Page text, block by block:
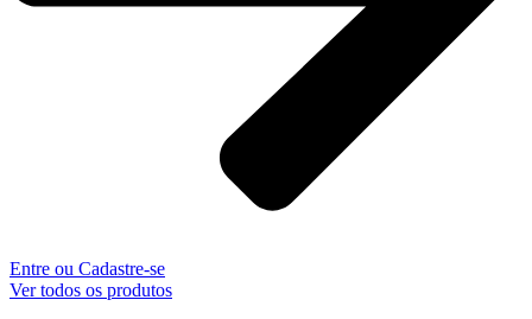
Entre ou Cadastre-se
Ver todos os produtos